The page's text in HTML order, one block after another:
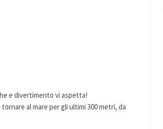
e divertimento vi aspetta!
al mare per gli ultimi 300 metri, da